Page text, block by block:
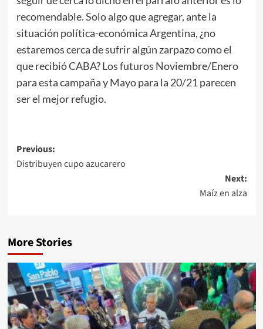
recomendable. Solo algo que agregar, ante la
situación política-económica Argentina, ¿no
estaremos cerca de sufrir algún zarpazo como el
que recibió CABA? Los futuros Noviembre/Enero
para esta campaña y Mayo para la 20/21 parecen
ser el mejor refugio.
Post
navigation
Previous:
Distribuyen cupo azucarero
Next:
Maíz en alza
More Stories